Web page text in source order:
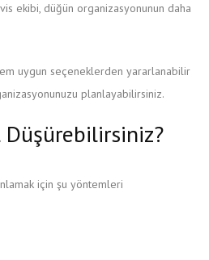
ekibi, düğün organizasyonunun daha
uygun seçeneklerden yararlanabilir
planlayabilirsiniz.
Düşürebilirsiniz?
için şu yöntemleri